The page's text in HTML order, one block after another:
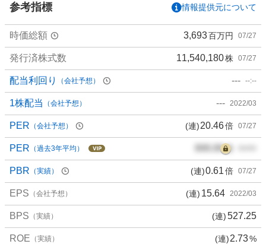
参考指標 情報提供元について
時価総額 3,693百万円 07/27
発行済株式数 11,540,180株 07/27
配当利回り （会社予想） --- --:--
1株配当 （会社予想） --- 2022/03
PER （会社予想） (連)20.46倍 07/27
PER （過去3年平均） 000.00倍
PBR （実績） (連)0.61倍 07/27
EPS （会社予想） (連) 15.64 2022/03
BPS （実績） (連)527.25
ROE （実績） (連)2.73%